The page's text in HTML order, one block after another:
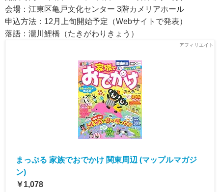
会場：江東区亀戸文化センター 3階カメリアホール
申込方法：12月上旬開始予定（Webサイトで発表）
落語：瀧川鯉橋（たきがわりきょう）
まっぷる 家族でおでかけ 関東周辺 (マップルマガジ
ン)
￥1,078